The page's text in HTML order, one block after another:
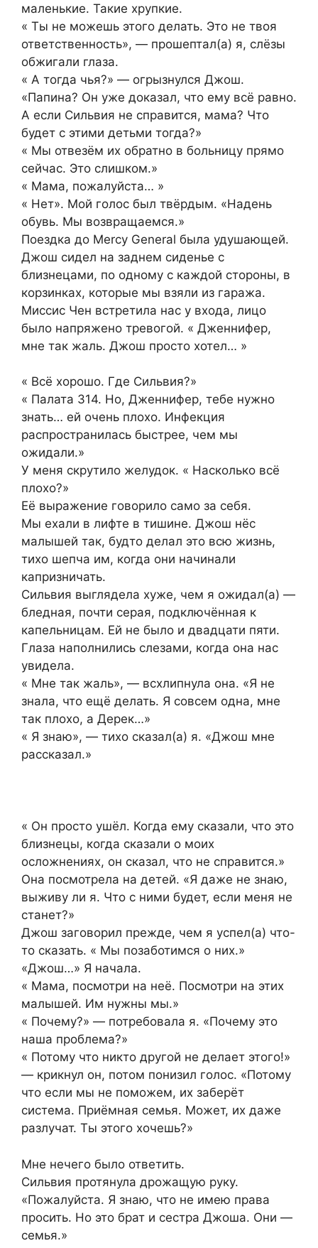
маленькие. Такие хрупкие.
« Ты не можешь этого делать. Это не твоя
ответственность», — прошептал(а) я, слёзы
обжигали глаза.
« А тогда чья?» — огрызнулся Джош.
«Папина? Он уже доказал, что ему всё равно.
А если Сильвия не справится, мама? Что
будет с этими детьми тогда?»
« Мы отвезём их обратно в больницу прямо
сейчас. Это слишком.»
« Мама, пожалуйста… »
« Нет». Мой голос был твёрдым. «Надень
обувь. Мы возвращаемся.»
Поездка до Mercy General была удушающей.
Джош сидел на заднем сиденье с
близнецами, по одному с каждой стороны, в
корзинках, которые мы взяли из гаража.
Миссис Чен встретила нас у входа, лицо
было напряжено тревогой. « Дженнифер,
мне так жаль. Джош просто хотел… »
« Всё хорошо. Где Сильвия?»
« Палата 314. Но, Дженнифер, тебе нужно
знать… ей очень плохо. Инфекция
распространилась быстрее, чем мы
ожидали.»
У меня скрутило желудок. « Насколько всё
плохо?»
Её выражение говорило само за себя.
Мы ехали в лифте в тишине. Джош нёс
малышей так, будто делал это всю жизнь,
тихо шепча им, когда они начинали
капризничать.
Сильвия выглядела хуже, чем я ожидал(а) —
бледная, почти серая, подключённая к
капельницам. Ей не было и двадцати пяти.
Глаза наполнились слезами, когда она нас
увидела.
« Мне так жаль», — всхлипнула она. «Я не
знала, что ещё делать. Я совсем одна, мне
так плохо, а Дерек…»
« Я знаю», — тихо сказал(а) я. «Джош мне
рассказал.»
« Он просто ушёл. Когда ему сказали, что это
близнецы, когда сказали о моих
осложнениях, он сказал, что не справится.»
Она посмотрела на детей. «Я даже не знаю,
выживу ли я. Что с ними будет, если меня не
станет?»
Джош заговорил прежде, чем я успел(а) что-
то сказать. « Мы позаботимся о них.»
«Джош…» Я начала.
« Мама, посмотри на неё. Посмотри на этих
малышей. Им нужны мы.»
« Почему?» — потребовала я. «Почему это
наша проблема?»
« Потому что никто другой не делает этого!»
— крикнул он, потом понизил голос. «Потому
что если мы не поможем, их заберёт
система. Приёмная семья. Может, их даже
разлучат. Ты этого хочешь?»
Мне нечего было ответить.
Сильвия протянула дрожащую руку.
«Пожалуйста. Я знаю, что не имею права
просить. Но это брат и сестра Джоша. Они —
семья.»